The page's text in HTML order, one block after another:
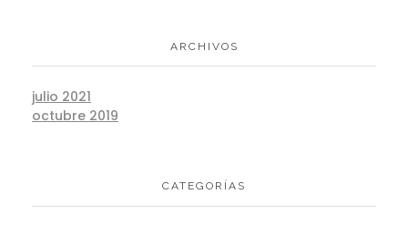
ARCHIVOS
julio 2021
octubre 2019
CATEGORÍAS